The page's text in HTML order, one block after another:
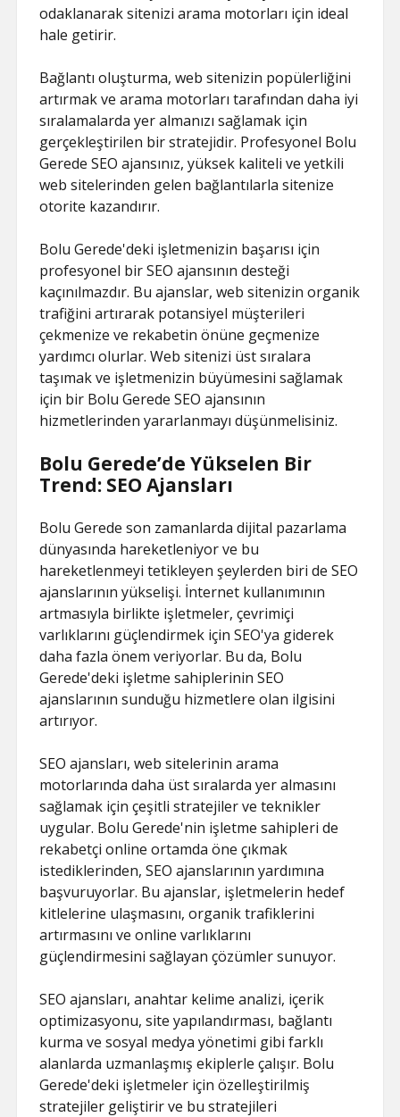
odaklanarak sitenizi arama motorları için ideal
hale getirir.
Bağlantı oluşturma, web sitenizin popülerliğini
artırmak ve arama motorları tarafından daha iyi
sıralamalarda yer almanızı sağlamak için
gerçekleştirilen bir stratejidir. Profesyonel Bolu
Gerede SEO ajansınız, yüksek kaliteli ve yetkili
web sitelerinden gelen bağlantılarla sitenize
otorite kazandırır.
Bolu Gerede'deki işletmenizin başarısı için
profesyonel bir SEO ajansının desteği
kaçınılmazdır. Bu ajanslar, web sitenizin organik
trafiğini artırarak potansiyel müşterileri
çekmenize ve rekabetin önüne geçmenize
yardımcı olurlar. Web sitenizi üst sıralara
taşımak ve işletmenizin büyümesini sağlamak
için bir Bolu Gerede SEO ajansının
hizmetlerinden yararlanmayı düşünmelisiniz.
Bolu Gerede’de Yükselen Bir
Trend: SEO Ajansları
Bolu Gerede son zamanlarda dijital pazarlama
dünyasında hareketleniyor ve bu
hareketlenmeyi tetikleyen şeylerden biri de SEO
ajanslarının yükselişi. İnternet kullanımının
artmasıyla birlikte işletmeler, çevrimiçi
varlıklarını güçlendirmek için SEO'ya giderek
daha fazla önem veriyorlar. Bu da, Bolu
Gerede'deki işletme sahiplerinin SEO
ajanslarının sunduğu hizmetlere olan ilgisini
artırıyor.
SEO ajansları, web sitelerinin arama
motorlarında daha üst sıralarda yer almasını
sağlamak için çeşitli stratejiler ve teknikler
uygular. Bolu Gerede'nin işletme sahipleri de
rekabetçi online ortamda öne çıkmak
istediklerinden, SEO ajanslarının yardımına
başvuruyorlar. Bu ajanslar, işletmelerin hedef
kitlelerine ulaşmasını, organik trafiklerini
artırmasını ve online varlıklarını
güçlendirmesini sağlayan çözümler sunuyor.
SEO ajansları, anahtar kelime analizi, içerik
optimizasyonu, site yapılandırması, bağlantı
kurma ve sosyal medya yönetimi gibi farklı
alanlarda uzmanlaşmış ekiplerle çalışır. Bolu
Gerede'deki işletmeler için özelleştirilmiş
stratejiler geliştirir ve bu stratejileri